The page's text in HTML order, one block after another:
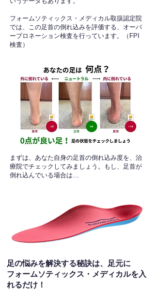
フォームソティックス・メディカル取扱認定院
では、この足首の倒れ込みを評価する、オーバ
ープロネーション検査を行っています。（FPI
検査）​
​まずは、あなた自身の足首の倒れ込み度を、治
療院でチェックしてみましょう。もし、足首が
倒れ込んでいる場合は…
足の悩みを解決する秘訣は、足元に
フォームソティックス・メディカルを入
れるだけ！